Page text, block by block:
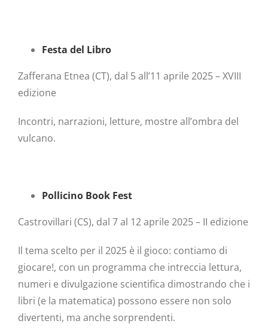
Festa del Libro
Zafferana Etnea (CT), dal 5 all’11 aprile 2025 – XVIII
edizione
Incontri, narrazioni, letture, mostre all’ombra del
vulcano.
Pollicino Book Fest
Castrovillari (CS), dal 7 al 12 aprile 2025 – II edizione
Il tema scelto per il 2025 è il gioco: contiamo di
giocare!, con un programma che intreccia lettura,
numeri e divulgazione scientifica dimostrando che i
libri (e la matematica) possono essere non solo
divertenti, ma anche sorprendenti.